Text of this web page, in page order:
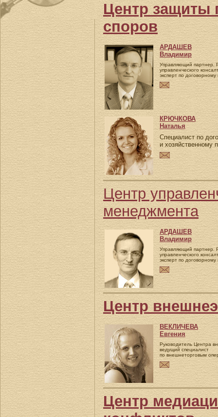
Центр защиты
споров
АРДАШЕВ
Владимир
Управляющий партнер.
управленческого
эксперт по
КРЮЧКОВА
Наталья
Специалист по
и хозяйственному
Центр
менеджмента
АРДАШЕВ
Владимир
Управляющий партнер.
управленческого
эксперт по
Центр
ВЕКЛИЧЕВА
Евгения
Руководитель Центра
ведущий специалист
по внешнеторговым
Центр